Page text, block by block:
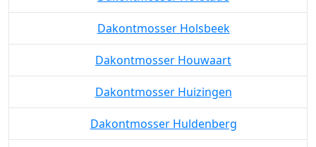
Dakontmosser Holsbeek
Dakontmosser Houwaart
Dakontmosser Huizingen
Dakontmosser Huldenberg